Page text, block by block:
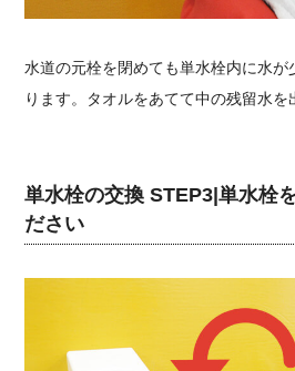
水道の元栓を閉めても単水栓内に水が
ります。タオルをあてて中の残留水を
単水栓の交換 STEP3|単水栓
ださい